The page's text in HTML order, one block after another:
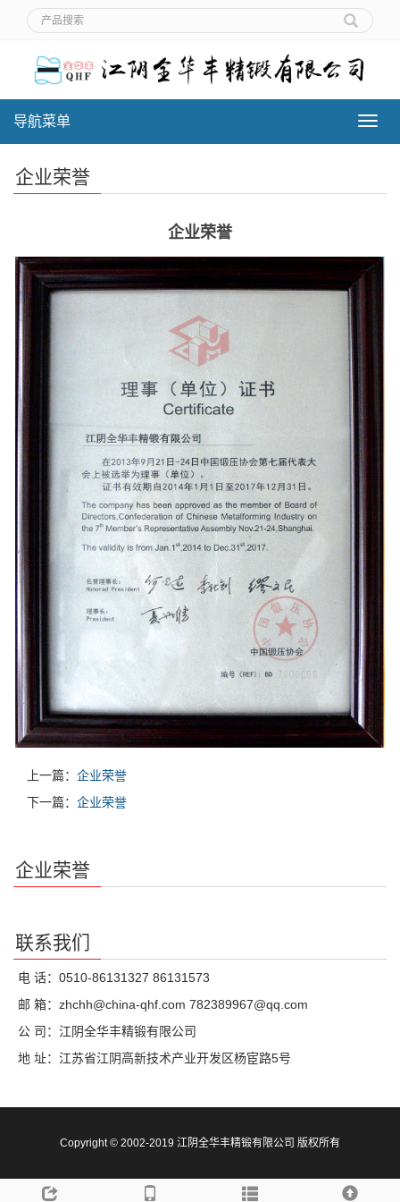
导
导航菜单
企业荣誉
企业荣誉
上一篇： 企业荣誉
下一篇： 企业荣誉
企业荣誉
联系我们
电 话：0510-86131327 86131573
邮 箱：zhchh@china-qhf.com 782389967@qq.com
公 司：江阴全华丰精锻有限公司
地 址：江苏省江阴高新技术产业开发区杨宦路5号
Copyright © 2002-2019 江阴全华丰精锻有限公司 版权所有